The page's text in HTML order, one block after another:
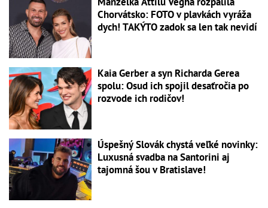
Chorvátsko: FOTO v plavkách vyráža
dych! TAKÝTO zadok sa len tak nevidí
Kaia Gerber a syn Richarda Gerea
spolu: Osud ich spojil desaťročia po
rozvode ich rodičov!
Úspešný Slovák chystá veľké novinky:
Luxusná svadba na Santorini aj
tajomná šou v Bratislave!